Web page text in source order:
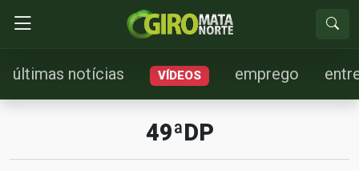
últimas notícias VÍDEOS emprego
49ªDP